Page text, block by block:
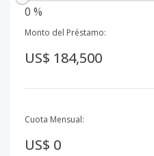
0 %
Monto del Préstamo:
US$ 184,500
Cuota Mensual:
US$ 0